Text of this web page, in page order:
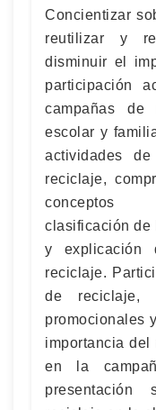
Concientizar
reutilizar y
disminuir el
participación
campañas de
escolar y
actividades
reciclaje,
conceptos
clasificación de
y explicación
reciclaje.
de reciclaje,
promocionales
importancia
en la